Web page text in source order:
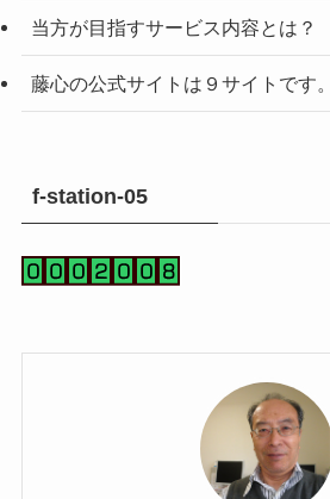
当方が目指すサービス内容とは？
藤心の公式サイトは９サイトです。
f-station-05